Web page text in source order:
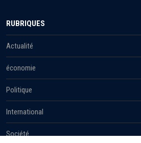
RUBRIQUES
Actualité
économie
Politique
International
Société